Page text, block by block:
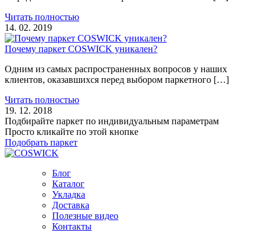
Читать полностью
14. 02. 2019
Почему паркет COSWICK уникален?
Одним из самых распространенных вопросов у наших
клиентов, оказавшихся перед выбором паркетного […]
Читать полностью
19. 12. 2018
Подбирайте паркет по индивидуальным параметрам
Просто кликайте по этой кнопке
Подобрать паркет
Блог
Каталог
Укладка
Доставка
Полезные видео
Контакты